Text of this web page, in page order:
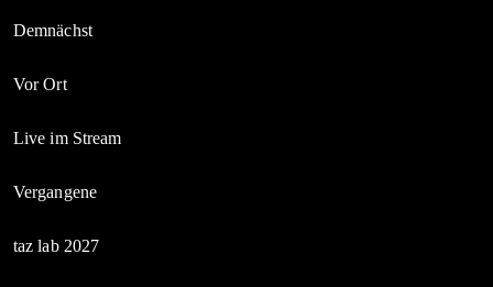
Demnächst
Vor Ort
Live im Stream
Vergangene
taz lab 2027